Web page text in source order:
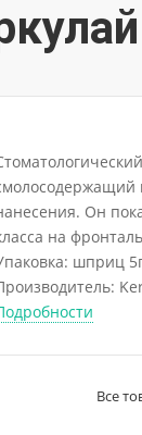
Он
на
шприц
Все